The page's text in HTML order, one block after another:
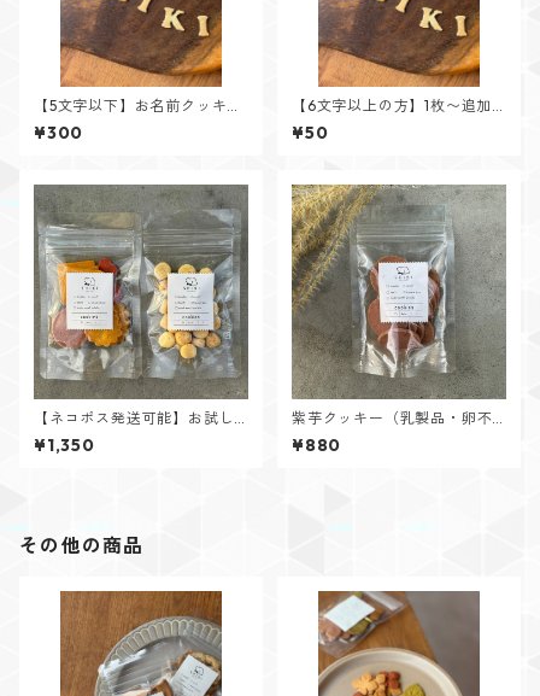
【5文字以下】お名前クッキー
アルファベット
¥300
【6文字以上の方】1枚〜追加
分 お名前クッキー アルファベ
ット
¥50
【ネコポス発送可能】お試し
クッキーセット
¥1,350
紫芋クッキー（乳製品・卵不
使用）
¥880
その他の商品